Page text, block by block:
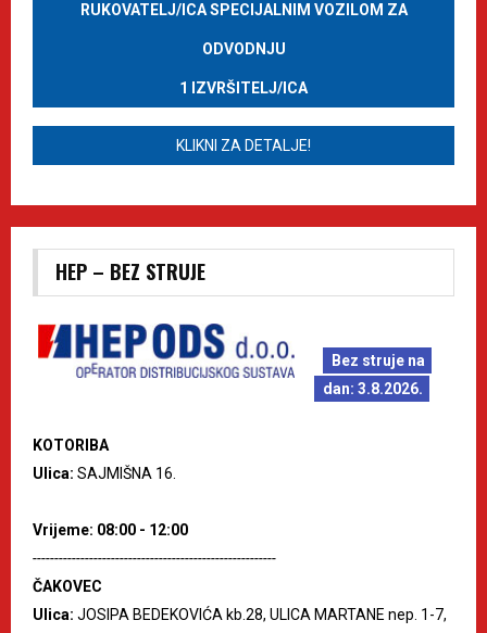
RUKOVATELJ/ICA SPECIJALNIM VOZILOM ZA
ODVODNJU
1 IZVRŠITELJ/ICA
KLIKNI ZA DETALJE!
HEP – BEZ STRUJE
Bez struje na
dan: 3.8.2026.
KOTORIBA
Ulica: SAJMIŠNA 16.
Vrijeme: 08:00 - 12:00
--------------------------------------------------------
ČAKOVEC
Ulica: JOSIPA BEDEKOVIĆA kb.28, ULICA MARTANE nep. 1-7,